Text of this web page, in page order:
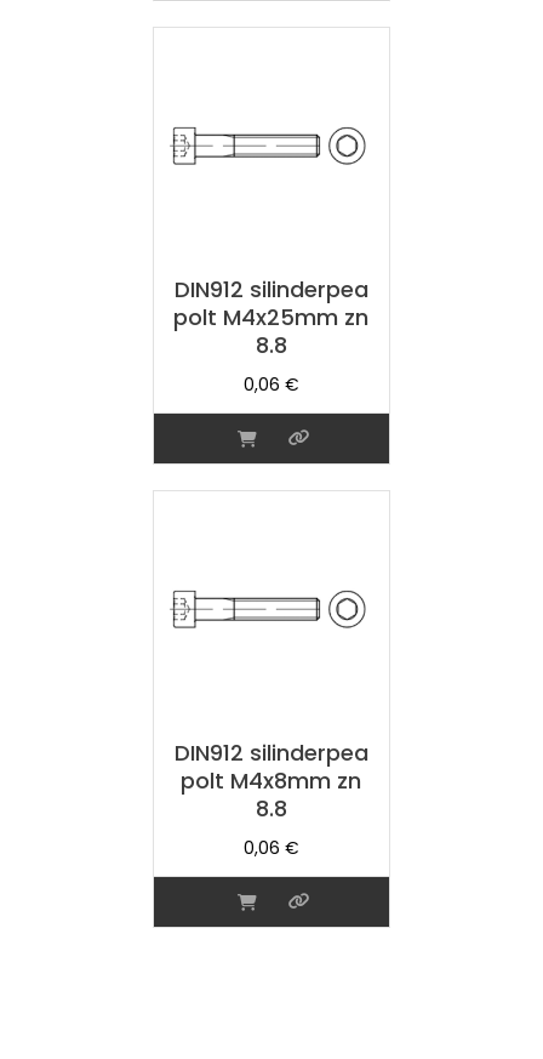
DIN912 silinderpea
polt M4x25mm zn
8.8
0,06 €
DIN912 silinderpea
polt M4x8mm zn
8.8
0,06 €